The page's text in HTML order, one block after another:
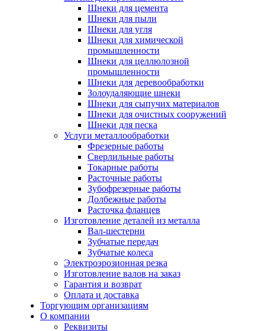
Шнеки для цемента
Шнеки для пыли
Шнеки для угля
Шнеки для химической
промышленности
Шнеки для целлюлозной
промышленности
Шнеки для деревообработки
Золоудаляющие шнеки
Шнеки для сыпучих материалов
Шнеки для очистных сооружений
Шнеки для песка
Услуги металлообработки
Фрезерные работы
Сверлильные работы
Токарные работы
Расточные работы
Зубофрезерные работы
Долбежные работы
Расточка фланцев
Изготовление деталей из металла
Вал-шестерни
Зубчатые передач
Зубчатые колеса
Электроэрозионная резка
Изготовление валов на заказ
Гарантия и возврат
Оплата и доставка
Торгующим организациям
О компании
Реквизиты